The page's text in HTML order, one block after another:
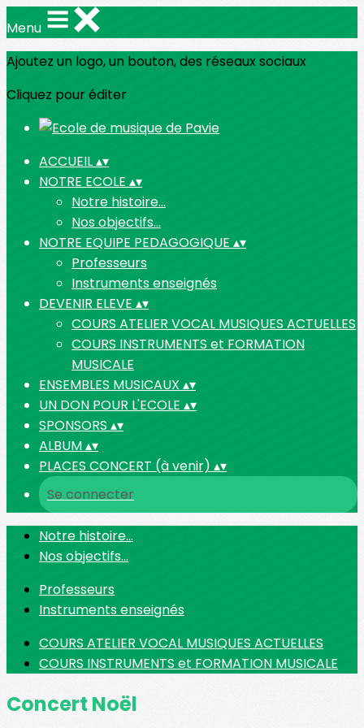
Menu
Ajoutez un logo, un bouton, des réseaux sociaux
Cliquez pour éditer
ACCUEIL▴▾
NOTRE ECOLE ▴▾
Notre histoire...
Nos objectifs...
NOTRE EQUIPE PEDAGOGIQUE ▴▾
Professeurs
Instruments enseignés
DEVENIR ELEVE ▴▾
COURS ATELIER VOCAL MUSIQUES ACTUELLES
COURS INSTRUMENTS et FORMATION
MUSICALE
ENSEMBLES MUSICAUX ▴▾
UN DON POUR L'ECOLE ▴▾
SPONSORS ▴▾
ALBUM▴▾
PLACES CONCERT (à venir) ▴▾
Se connecter
Notre histoire...
Nos objectifs...
Professeurs
Instruments enseignés
COURS ATELIER VOCAL MUSIQUES ACTUELLES
COURS INSTRUMENTS et FORMATION MUSICALE
Concert Noël